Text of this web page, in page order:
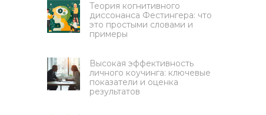
Теория когнитивного
диссонанса Фестингера: что
это простыми словами и
примеры
Высокая эффективность
личного коучинга: ключевые
показатели и оценка
результатов